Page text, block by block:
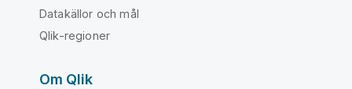
Datakällor och mål
Qlik-regioner
Om Qlik